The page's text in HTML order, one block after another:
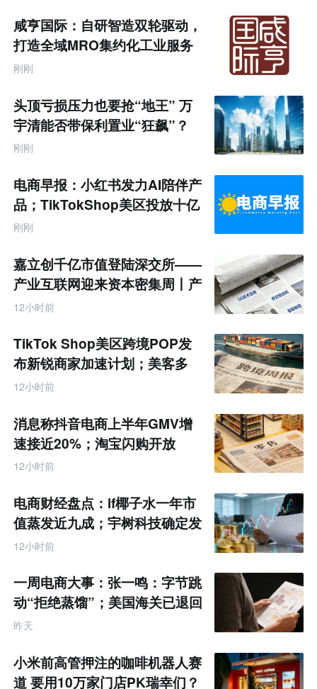
产
业
互
联
网
题
咸亨国际：自研智造双轮驱动，
打造全域MRO集约化工业服务
商
刚刚
头顶亏损压力也要抢“地王” 万
宇清能否带保利置业“狂飙”？
刚刚
电商早报：小红书发力AI陪伴产
品；TikTokShop美区投放十亿
刚刚
嘉立创千亿市值登陆深交所——
产业互联网迎来资本密集周丨产
业互联网周报
12小时前
TikTok Shop美区跨境POP发
布新锐商家加速计划；美客多
Q2营收同增50%丨跨境电商周
12小时前
消息称抖音电商上半年GMV增
速接近20%；淘宝闪购开放
MCP能力丨零售电商周报
12小时前
电商财经盘点：if椰子水一年市
值蒸发近九成；宇树科技确定发
行价格为150.80元/股
12小时前
一周电商大事：张一鸣：字节跳
动“拒绝蒸馏”；美国海关已退回
约1000亿美元关税
昨天
小米前高管押注的咖啡机器人赛
道 要用10万家门店PK瑞幸们？